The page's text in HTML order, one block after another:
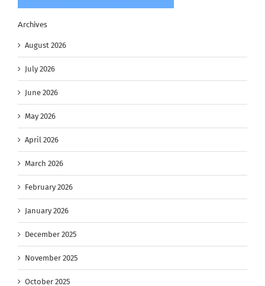
Archives
August 2026
July 2026
June 2026
May 2026
April 2026
March 2026
February 2026
January 2026
December 2025
November 2025
October 2025